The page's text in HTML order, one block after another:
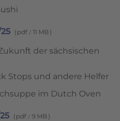
pdf 11 MB
der sächsischen
Stops und andere Helfer
im Dutch Oven
pdf 9 MB